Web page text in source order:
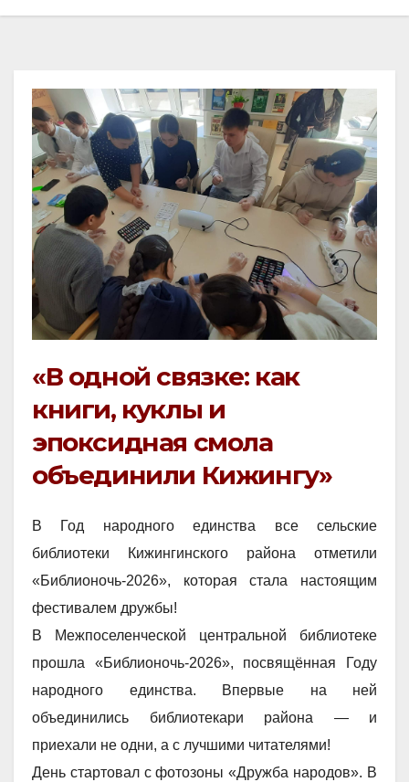
«В одной связке: как
книги, куклы и
эпоксидная смола
объединили Кижингу»
В Год народного единства все сельские
библиотеки Кижингинского района отметили
«Библионочь-2026», которая стала настоящим
фестивалем дружбы!
В Межпоселенческой центральной библиотеке
прошла «Библионочь-2026», посвящённая Году
народного единства. Впервые на ней
объединились библиотекари района — и
приехали не одни, а с лучшими читателями!
День стартовал с фотозоны «Дружба народов». В